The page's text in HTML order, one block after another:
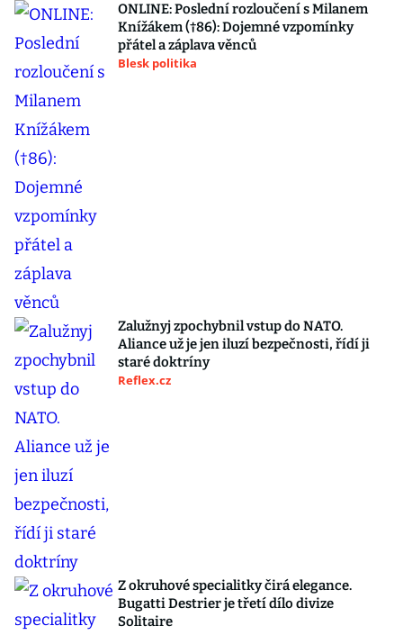
ONLINE: Poslední rozloučení s Milanem
Knížákem (†86): Dojemné vzpomínky
přátel a záplava věnců
Blesk politika
Zalužnyj zpochybnil vstup do NATO.
Aliance už je jen iluzí bezpečnosti, řídí ji
staré doktríny
Reflex.cz
Z okruhové specialitky čirá elegance.
Bugatti Destrier je třetí dílo divize
Solitaire